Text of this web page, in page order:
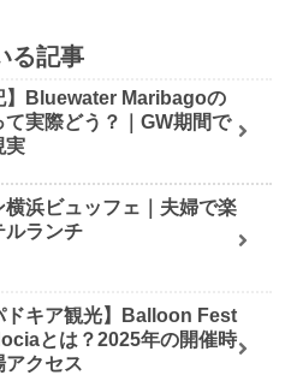
る記事
】Bluewater Maribagoの
て実際どう？｜GW期間で
実
横浜ビュッフェ｜夫婦で楽
ルランチ
ドキア観光】Balloon Fest
とは？2025年の開催時
アクセス